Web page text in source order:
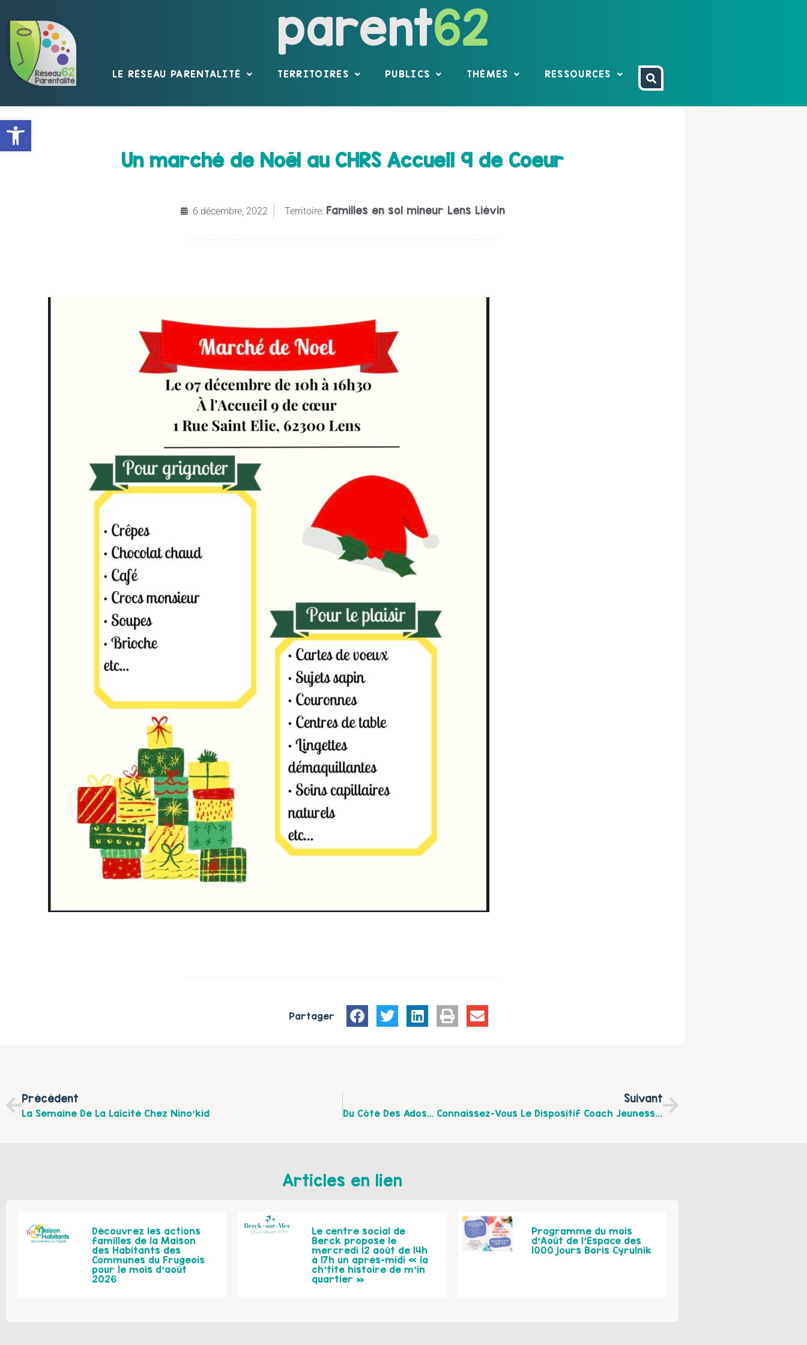
Ouvrir la barre d’outils
parent62
LE RÉSEAU PARENTALITÉ TERRITOIRES PUBLICS THÈMES RESSOURCES
Un marché de Noël au CHRS Accueil 9 de Coeur
6 décembre, 2022 Territoire: Familles en sol mineur Lens Liévin
Partager
Précédent
La Semaine De La Laïcité Chez Nino’kid
Suivant
Du Côté Des Ados… Connaissez-Vous Le Dispositif Coach Jeunesse De La Mission Locale ?
Articles en lien
Découvrez les actions
familles de la Maison
des Habitants des
Communes du Frugeois
pour le mois d’août
2026
Le centre social de
Berck propose le
mercredi 12 août de 14h
à 17h un après-midi « la
ch’tite histoire de m’in
quartier »
Programme du mois
d’Août de l’Espace des
1000 jours Boris Cyrulnik